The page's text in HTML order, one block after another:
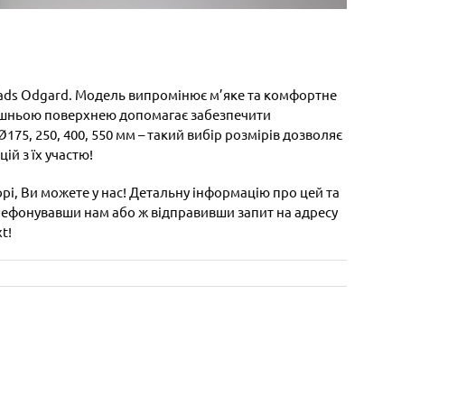
Odgard. Модель випромінює м’яке та комфортне
поверхнею допомагає забезпечити
250, 400, 550 мм – такий вибір розмірів дозволяє
з їх участю!
Ви можете у нас! Детальну інформацію про цей та
нам або ж відправивши запит на адресу